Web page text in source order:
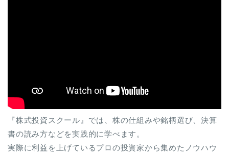
『株式投資スクール』では、株の仕組みや銘柄選び、決算
書の読み方などを実践的に学べます。
実際に利益を上げているプロの投資家から集めたノウハウ